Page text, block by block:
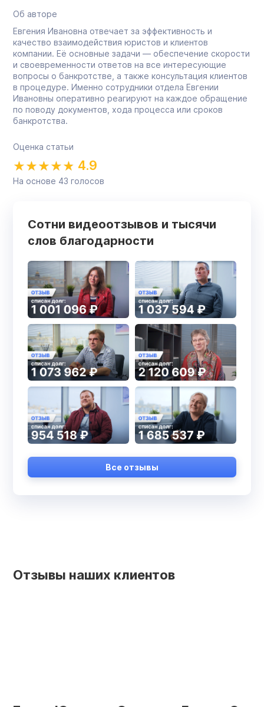
Об авторе
Евгения Ивановна отвечает за эффективность и
качество взаимодействия юристов и клиентов
компании. Её основные задачи — обеспечение скорости
и своевременности ответов на все интересующие
вопросы о банкротстве, а также консультация клиентов
в процедуре. Именно сотрудники отдела Евгении
Ивановны оперативно реагируют на каждое обращение
по поводу документов, хода процесса или сроков
банкротства.
Оценка статьи
4.9
На основе 43 голосов
Сотни видеоотзывов и тысячи
слов благодарности
Все отзывы
Отзывы наших клиентов